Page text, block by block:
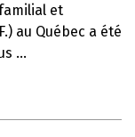
et
au Québec a été
...